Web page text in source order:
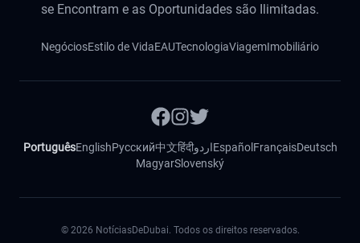
se Encontram e as Oportunidades são Ilimitadas.
NegóciosEstilo de VidaEAUTecnologiaViagemImobiliário
PortuguêsEnglishРусский中文हिंदीاردوEspañol FrançaisDeutsch
MagyarSlovenský
© 2026 NotíciasDeDubai. Todos os direitos reservados.